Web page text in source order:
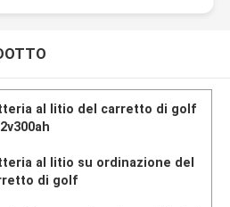
al litio del carretto di golf
al litio su ordinazione del
di golf